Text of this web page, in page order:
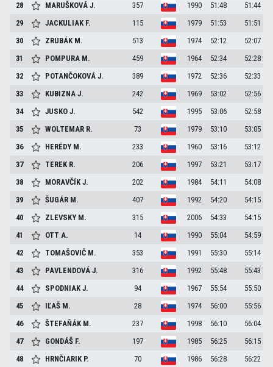
28
MARUŠKOVÁJ. 357 1990 51:48
51:44
29
JACKULIAK F. 115 1979 51:53
51:51
30
ZRUBÁK M. 513 1974 52:12
52:07
31
POMPURA M. 459 1964 52:34
52:28
32
POTANČOKOVÁJ. 389 1972 52:36
52:33
33
KUBIZNAJ. 242 1969 53:02
52:56
34
JUSKOJ. 542 1995 53:06
52:58
35
WOLTEMAR R. 73 1979 53:10
53:05
36
HERÉDY M. 233 1960 53:16
53:12
37
TEREK R. 206 1997 53:21
53:17
38
MORAVČÍKJ. 202 1984 54:11
54:08
39
ŠUGÁR M. 407 1992 54:20
54:15
40
ZLEVSKY M. 315 2006 54:33
54:15
41
OTTA. 14 1990 55:04
54:59
42
TOMAŠOVIČ M. 353 1991 55:30
55:14
43
PAVLENDOVÁJ. 316 1992 55:48
55:43
44
SPODNIAKJ. 94 1967 55:54
55:50
45
IĽAŠ M. 28 1974 56:00
55:56
46
ŠTEFAŇÁK M. 237 1998 56:10
56:04
47
GONDÁŠ F. 197 1985 56:25
56:15
48
HRNČIARIK P. 70 1986 56:28 56:22